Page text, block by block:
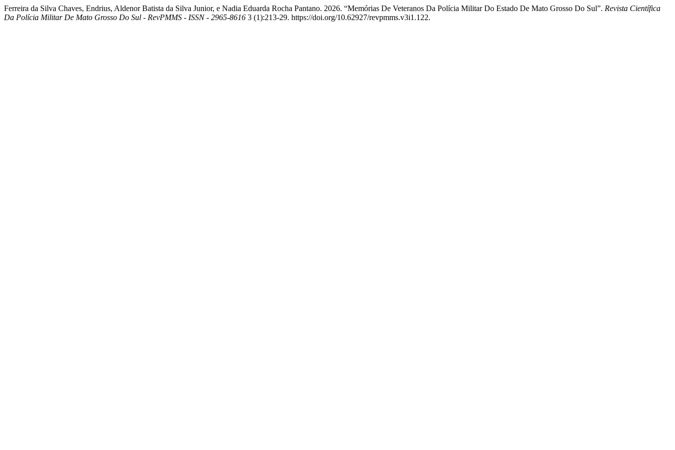
Ferreira da Silva Chaves, Endrius, Aldenor Batista da Silva Junior, e Nadia Eduarda Rocha Pantano. 2026. “Memórias De Veteranos Da Polícia Militar Do Estado De Mato Grosso Do Sul”. Revista Científica
Da Polícia Militar De Mato Grosso Do Sul - RevPMMS - ISSN - 2965-8616 3 (1):213-29. https://doi.org/10.62927/revpmms.v3i1.122.